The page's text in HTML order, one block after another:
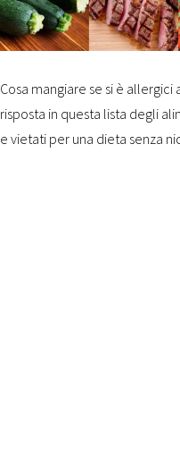
Cosa mangiare se si è allergici
risposta in questa lista degli
e vietati per una dieta senza